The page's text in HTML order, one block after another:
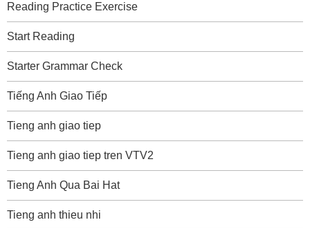
Reading Practice Exercise
Start Reading
Starter Grammar Check
Tiếng Anh Giao Tiếp
Tieng anh giao tiep
Tieng anh giao tiep tren VTV2
Tieng Anh Qua Bai Hat
Tieng anh thieu nhi